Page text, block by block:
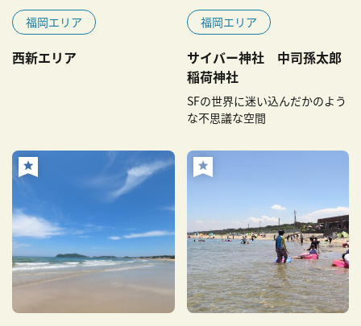
福岡エリア
西新エリア
福岡エリア
サイバー神社 中司孫太郎
稲荷神社
SFの世界に迷い込んだかのよう
な不思議な空間